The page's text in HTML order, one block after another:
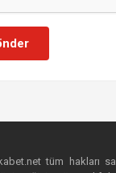
tüm hakları